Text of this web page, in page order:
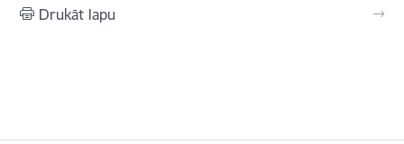
Drukāt lapu